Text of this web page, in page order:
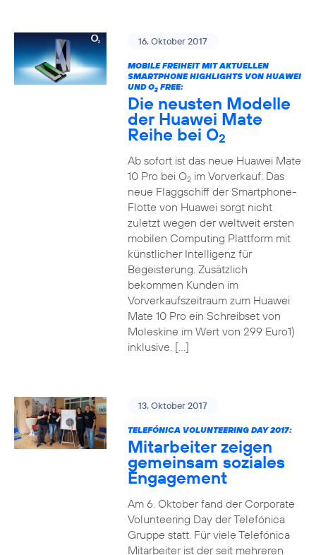
16. Oktober 2017
MOBILE FREIHEIT MIT AKTUELLEN
SMARTPHONE HIGHLIGHTS VON HUAWEI
UND O2FREE:
Die neusten Modelle
der Huawei Mate
Reihe bei O2
Ab sofort ist das neue Huawei Mate
10 Pro bei O2im Vorverkauf: Das
neue Flaggschiff der Smartphone-
Flotte von Huawei sorgt nicht
zuletzt wegen der weltweit ersten
mobilen Computing Plattform mit
künstlicher Intelligenz für
Begeisterung. Zusätzlich
bekommen Kunden im
Vorverkaufszeitraum zum Huawei
Mate 10 Pro ein Schreibset von
Moleskine im Wert von 299 Euro1)
inklusive. […]
13. Oktober 2017
TELEFÓNICA VOLUNTEERING DAY 2017:
Mitarbeiter zeigen
gemeinsam soziales
Engagement
Am 6. Oktober fand der Corporate
Volunteering Day der Telefónica
Gruppe statt. Für viele Telefónica
Mitarbeiter ist der seit mehreren